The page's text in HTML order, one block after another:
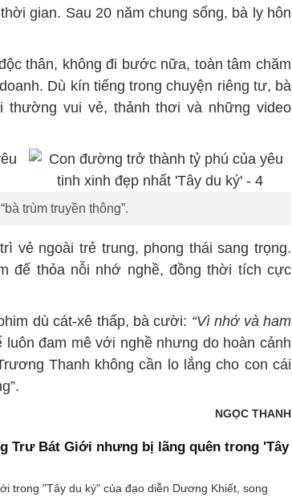
gian. Sau 20 năm chung sống, bà ly hôn
thân, không đi bước nữa, toàn tâm chăm
Dù kín tiếng trong chuyện riêng tư, bà
thường vui vẻ, thảnh thơi và những video
trùm truyền thông”.
vẻ ngoài trẻ trung, phong thái sang trọng.
để thỏa nỗi nhớ nghề, đồng thời tích cực
dù cát-xê thấp, bà cười: “Vì nhớ và ham
luôn đam mê với nghề nhưng do hoàn cảnh
Thanh không cần lo lắng cho con cái
NGỌC THANH
Trư Bát Giới nhưng bị lãng quên trong 'Tây
trong "Tây du ký" của đạo diễn Dương Khiết, song